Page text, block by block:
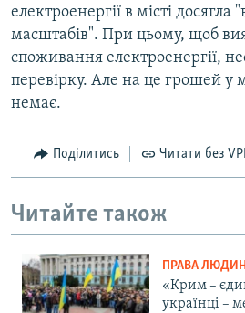
електроенергії в місті досягла
масштабів". При цьому, щоб
споживання електроенергії,
перевірку. Але на це грошей у
немає.
Поділитись Читати без
Читайте також
ПРАВА
«Крим –
українці –